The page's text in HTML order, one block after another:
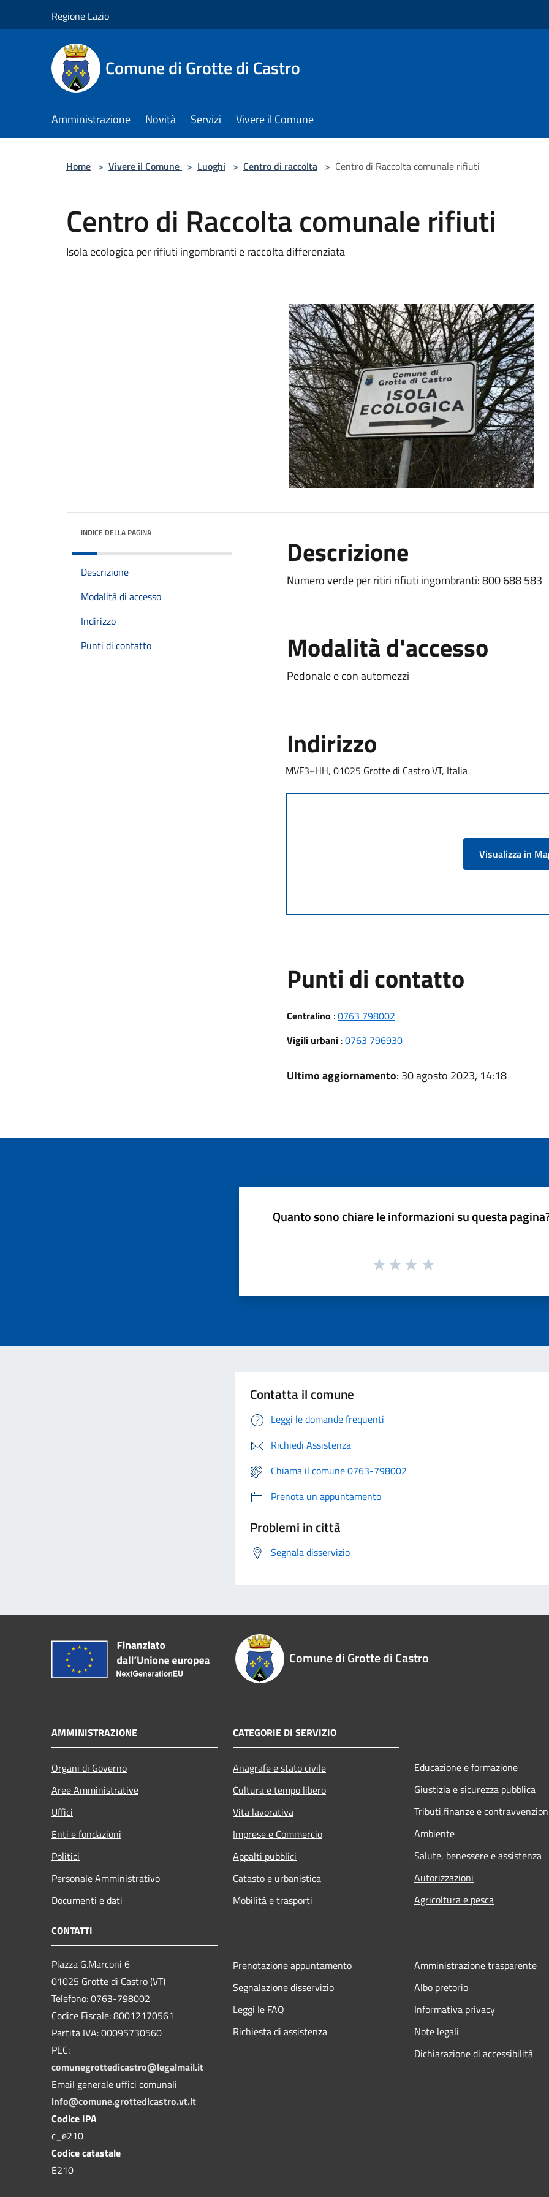
Regione Lazio
Comune di Grotte di Castro
Amministrazione Novità Servizi Vivere il Comune
Home > Vivere il Comune > Luoghi > Centro di raccolta > Centro di Raccolta comunale rifiuti
Centro di Raccolta comunale rifiuti
Isola ecologica per rifiuti ingombranti e raccolta differenziata
INDICE DELLA PAGINA
Descrizione
Modalità di accesso
Indirizzo
Punti di contatto
Descrizione
Numero verde per ritiri rifiuti ingombranti: 800 688 583
Modalità d'accesso
Pedonale e con automezzi
Indirizzo
MVF3+HH, 01025 Grotte di Castro VT, Italia
Visualizza in
Punti di contatto
Centralino :0763 798002
Vigili urbani:0763 796930
Ultimo aggiornamento: 30 agosto 2023, 14:18
Quanto sono chiare le informazioni su questa
Contatta il comune
Leggi le domande frequenti
Richiedi Assistenza
Chiama il comune 0763-798002
Prenota un appuntamento
Problemi in città
Segnala disservizio
Comune di Grotte di Castro
AMMINISTRAZIONE
Organi di Governo
Aree Amministrative
Uffici
Enti e fondazioni
Politici
Personale Amministrativo
Documenti e dati
CATEGORIE DI SERVIZIO
Anagrafe e stato civile
Cultura e tempo libero
Vita lavorativa
Imprese e Commercio
Appalti pubblici
Catasto e urbanistica
Mobilità e trasporti
Educazione e formazione
Giustizia e sicurezza pubblica
Tributi,finanze e
Ambiente
Salute, benessere e assistenza
Autorizzazioni
Agricoltura e pesca
CONTATTI
Piazza G.Marconi 6
01025 Grotte di Castro (VT)
Telefono: 0763-798002
Codice Fiscale: 80012170561
Partita IVA: 00095730560
PEC:
comunegrottedicastro@legalmail.it
Email generale uffici comunali
info@comune.grottedicastro.vt.it
Codice IPA
c_e210
Codice catastale
E210
Prenotazione appuntamento
Segnalazione disservizio
Leggi le FAQ
Richiesta di assistenza
Amministrazione trasparente
Albo pretorio
Informativa privacy
Note legali
Dichiarazione di accessibilità